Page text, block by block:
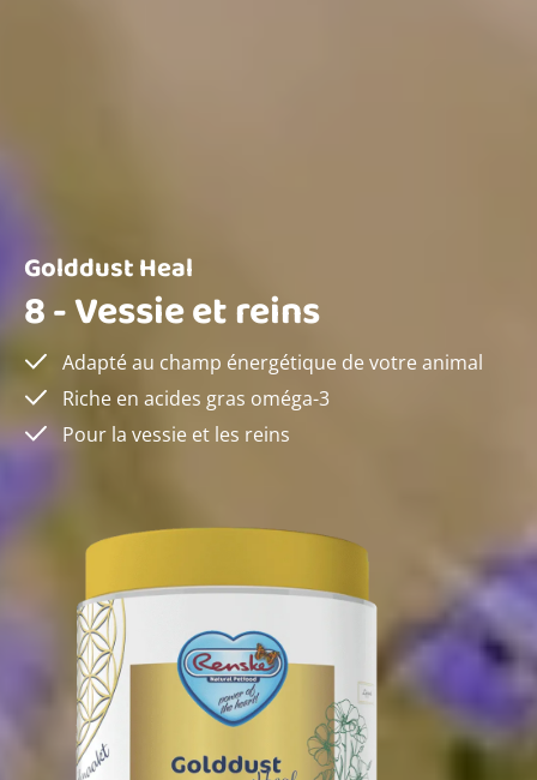
Golddust Heal
8 -Vessie et reins
Adapté au champ énergétique de votre animal
Riche en acides gras oméga-3
Pour la vessie et les reins